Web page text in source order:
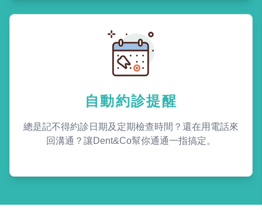
自動約診提醒
總是記不得約診日期及定期檢查時間？還在用電話來
回溝通？讓Dent&Co幫你通通一指搞定。